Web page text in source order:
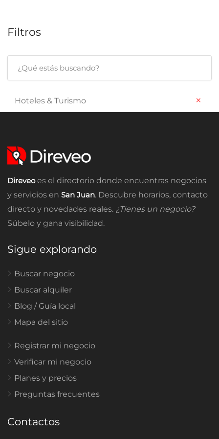
Filtros
Hoteles & Turismo ×
Direveoes el directorio donde encuentras negocios
y servicios en San Juan. Descubre horarios, contacto
directo y novedades reales. ¿Tienes un negocio?
Súbelo y gana visibilidad.
Sigue explorando
Buscar negocio
Buscar alquiler
Blog / Guía local
Mapa del sitio
Registrar mi negocio
Verificar mi negocio
Planes y precios
Preguntas frecuentes
Contactos